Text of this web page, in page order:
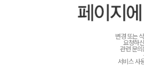
변경 또는
요청하
관련 문
서비스 사